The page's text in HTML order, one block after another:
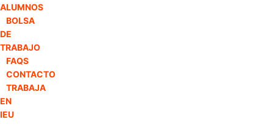
ALUMNOS
BOLSA
DE
TRABAJO
FAQS
CONTACTO
TRABAJA
EN
IEU